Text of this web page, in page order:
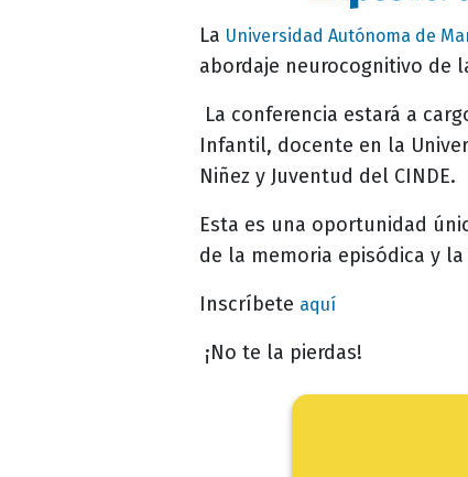
La Universidad Autónoma de
abordaje neurocognitivo de
La conferencia estará a
Infantil, docente en la
Niñez y Juventud del CINDE.
Esta es una oportunidad
de la memoria episódica y
Inscríbete aquí
¡No te la pierdas!